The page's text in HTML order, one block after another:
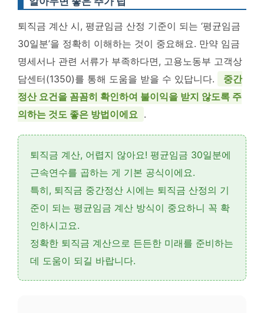
퇴직금 계산 시, 평균임금 산정 기준이 되는 ‘평균임금
30일분’을 정확히 이해하는 것이 중요해요. 만약 임금
명세서나 관련 서류가 부족하다면, 고용노동부 고객상
담센터(1350)를 통해 도움을 받을 수 있답니다.
중간
정산 요건을 꼼꼼히 확인하여 불이익을 받지 않도록 주
의하는 것도 좋은 방법이에요 .
퇴직금 계산, 어렵지 않아요! 평균임금 30일분에
근속연수를 곱하는 게 기본 공식이에요.
특히, 퇴직금 중간정산 시에는 퇴직금 산정의 기
준이 되는 평균임금 계산 방식이 중요하니 꼭 확
인하시고요.
정확한 퇴직금 계산으로 든든한 미래를 준비하는
데 도움이 되길 바랍니다.